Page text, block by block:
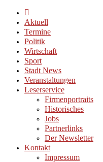
Aktuell
Termine
Politik
Wirtschaft
Sport
Stadt News
Veranstaltungen
Leserservice
Firmenportraits
Historisches
Jobs
Partnerlinks
Der Newsletter
Kontakt
Impressum